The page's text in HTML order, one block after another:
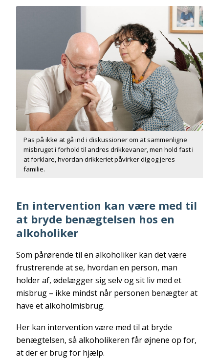
Pas på ikke at gå ind i diskussioner om at sammenligne
misbruget i forhold til andres drikkevaner, men hold fast i
at forklare, hvordan drikkeriet påvirker dig og jeres
familie.
En intervention kan være med til
at bryde benægtelsen hos en
alkoholiker
Som pårørende til en alkoholiker kan det være
frustrerende at se, hvordan en person, man
holder af, ødelægger sig selv og sit liv med et
misbrug – ikke mindst når personen benægter at
have et alkoholmisbrug.
Her kan intervention være med til at bryde
benægtelsen, så alkoholikeren får øjnene op for,
at der er brug for hjælp.